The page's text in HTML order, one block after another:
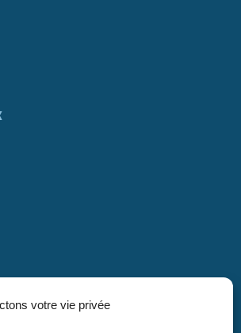
votre vie privée